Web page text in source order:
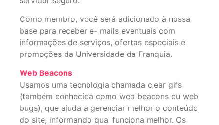
Como membro, você será adicionado à nossa
base para receber e- mails eventuais com
informações de serviços, ofertas especiais e
promoções da Universidade da Franquia.
Web Beacons
Usamos uma tecnologia chamada clear gifs
(também conhecida como web beacons ou web
bugs), que ajuda a gerenciar melhor o conteúdo
do site, informando qual funciona melhor. Os